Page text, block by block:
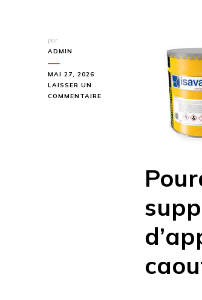
par
ADMIN
MAI 27, 2026
LAISSER UN
COMMENTAIRE
INDISPENSABLES